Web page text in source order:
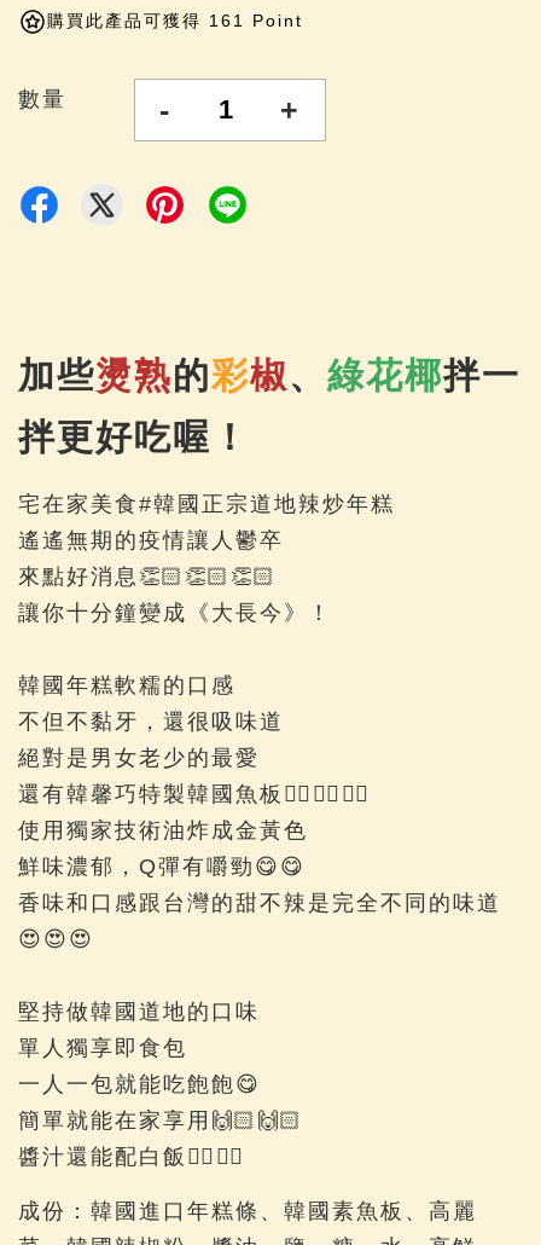
購買此產品可獲得 161 Point
數量 - +
加些燙熟的彩椒、 綠花椰拌一
拌更好吃喔！
宅在家美食#韓國正宗道地辣炒年糕
遙遙無期的疫情讓人鬱卒
來點好消息👏🏻👏🏻👏🏻
讓你十分鐘變成《大長今》！
韓國年糕軟糯的口感
不但不黏牙，還很吸味道
絕對是男女老少的最愛
還有韓馨巧特製韓國魚板👍🏻👍🏻👍🏻
使用獨家技術油炸成金黃色
鮮味濃郁，Q彈有嚼勁😋😋
香味和口感跟台灣的甜不辣是完全不同的味道
😍😍😍
堅持做韓國道地的口味
單人獨享即食包
一人一包就能吃飽飽😋
簡單就能在家享用🙌🏻🙌🏻
醬汁還能配白飯👍🏻👍🏻
成份：韓國進口年糕條、韓國素魚板、高麗